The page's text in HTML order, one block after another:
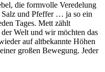
die formvolle Veredelung
Salz und Pfeffer … ja so ein
Tages. Mett zählt
Welt und wir möchten das
auf altbekannte Höhen
großen Bewegung. Jeder